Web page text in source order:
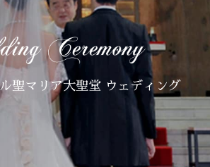
聖マリア大聖堂 ウェディング